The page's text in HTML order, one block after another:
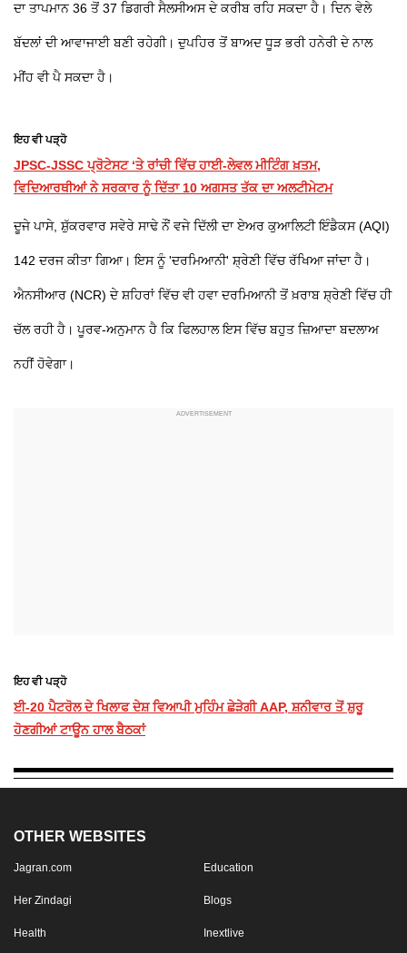
ਦਾ ਤਾਪਮਾਨ 36 ਤੋਂ 37 ਡਿਗਰੀ ਸੈਲਸੀਅਸ ਦੇ ਕਰੀਬ ਰਹਿ ਸਕਦਾ ਹੈ। ਦਿਨ ਵੇਲੇ
ਬੱਦਲਾਂ ਦੀ ਆਵਾਜਾਈ ਬਣੀ ਰਹੇਗੀ। ਦੁਪਹਿਰ ਤੋਂ ਬਾਅਦ ਧੂੜ ਭਰੀ ਹਨੇਰੀ ਦੇ ਨਾਲ
ਮੀਂਹ ਵੀ ਪੈ ਸਕਦਾ ਹੈ।
ਇਹ ਵੀ ਪੜ੍ਹੋ
JPSC-JSSC ਪ੍ਰੋਟੇਸਟ ‘ਤੇ ਰਾਂਚੀ ਵਿੱਚ ਹਾਈ-ਲੇਵਲ ਮੀਟਿੰਗ ਖ਼ਤਮ,
ਵਿਦਿਆਰਥੀਆਂ ਨੇ ਸਰਕਾਰ ਨੂੰ ਦਿੱਤਾ 10 ਅਗਸਤ ਤੱਕ ਦਾ ਅਲਟੀਮੇਟਮ
ਦੂਜੇ ਪਾਸੇ, ਸ਼ੁੱਕਰਵਾਰ ਸਵੇਰੇ ਸਾਢੇ ਨੌਂ ਵਜੇ ਦਿੱਲੀ ਦਾ ਏਅਰ ਕੁਆਲਿਟੀ ਇੰਡੈਕਸ (AQI)
142 ਦਰਜ ਕੀਤਾ ਗਿਆ। ਇਸ ਨੂੰ 'ਦਰਮਿਆਨੀ' ਸ਼੍ਰੇਣੀ ਵਿੱਚ ਰੱਖਿਆ ਜਾਂਦਾ ਹੈ।
ਐਨਸੀਆਰ (NCR) ਦੇ ਸ਼ਹਿਰਾਂ ਵਿੱਚ ਵੀ ਹਵਾ ਦਰਮਿਆਨੀ ਤੋਂ ਖ਼ਰਾਬ ਸ਼੍ਰੇਣੀ ਵਿੱਚ ਹੀ
ਚੱਲ ਰਹੀ ਹੈ। ਪੂਰਵ-ਅਨੁਮਾਨ ਹੈ ਕਿ ਫਿਲਹਾਲ ਇਸ ਵਿੱਚ ਬਹੁਤ ਜ਼ਿਆਦਾ ਬਦਲਾਅ
ਨਹੀਂ ਹੋਵੇਗਾ।
ਇਹ ਵੀ ਪੜ੍ਹੋ
ਈ-20 ਪੈਟਰੋਲ ਦੇ ਖਿਲਾਫ ਦੇਸ਼ ਵਿਆਪੀ ਮੁਹਿੰਮ ਛੇੜੇਗੀ AAP, ਸ਼ਨੀਵਾਰ ਤੋਂ ਸ਼ੁਰੂ
ਹੋਣਗੀਆਂ ਟਾਊਨ ਹਾਲ ਬੈਠਕਾਂ
OTHER WEBSITES
Jagran.com Education
Her Zindagi Blogs
Health Inextlive